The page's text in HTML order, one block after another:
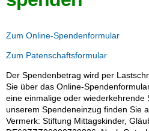
Zum Online-Spendenformular
Zum Patenschaftsformular
Der Spendenbetrag wird per
Sie über das Online-
eine einmalige oder wiederkehrende
unserem Spendeneinzug finden Sie
Vermerk: Stiftung Mittagskinder,